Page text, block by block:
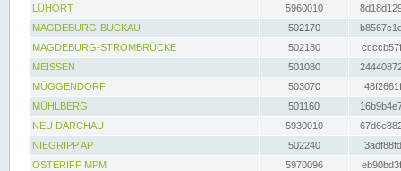
LÜHORT
5960010
MAGDEBURG-BUCKAU
502170
MAGDEBURG-STROMBRÜCKE
502180
MEISSEN
501080
MÜGGENDORF
503070
MÜHLBERG
501160
NEU DARCHAU
5930010
NIEGRIPP AP
502240
OSTERIFF MPM
5970096